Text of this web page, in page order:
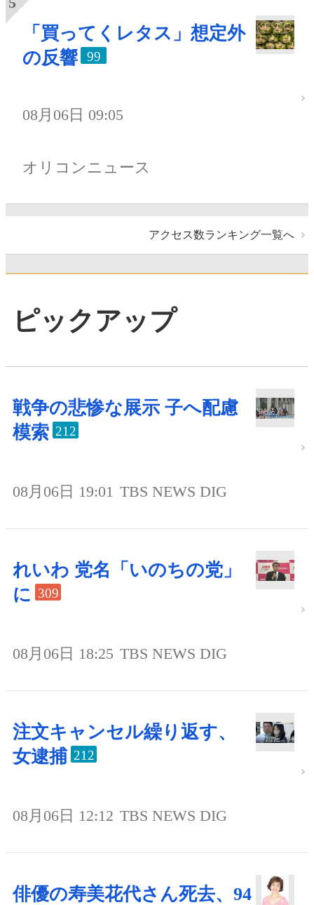
「買ってくレタス」想定外
の反響
99
08月06日 09:05
オリコンニュース
アクセス数ランキング一覧へ
ピックアップ
戦争の悲惨な展示 子へ配慮
模索 212
08月06日 19:01 TBS NEWS DIG
れいわ 党名「いのちの党」
に 309
08月06日 18:25 TBS NEWS DIG
注文キャンセル繰り返す、
女逮捕 212
08月06日 12:12 TBS NEWS DIG
俳優の寿美花代さん死去、94